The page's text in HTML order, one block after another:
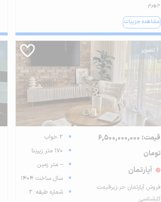
جهرم
مشاهده جزییات
1 تصویر
قیمت: 6,500,000,000
تومان
آپارتمان
فروش آپارتمان حر،زیرقیمت
کارشناسی
2 خواب
170 متر زیربنا
-- متر زمین
سال ساخت 1404
شماره طبقه: 2